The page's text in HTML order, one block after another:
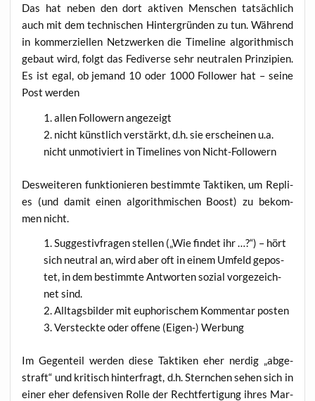
Das hat neben den dort akti­ven Men­schen tat­säch­lich
auch mit dem tech­ni­schen Hin­ter­grün­den zu tun. Wäh­rend
in kom­mer­zi­el­len Netz­wer­ken die Time­line algo­rith­misch
gebaut wird, folgt das Fedi­ver­se sehr neu­tra­len Prin­zi­pi­en.
Es ist egal, ob jemand 10 oder 1000 Fol­lower hat – sei­ne
Post werden
allen Fol­lo­wern angezeigt
nicht künst­lich ver­stärkt, d.h. sie erschei­nen u.a.
nicht unmo­ti­viert in Time­lines von Nicht-Followern
Des­wei­te­ren funk­tio­nie­ren bestimm­te Tak­ti­ken, um Repli­
es (und damit einen algo­rith­mi­schen Boost) zu bekom­
men nicht.
Sug­ges­tiv­fra­gen stel­len („Wie fin­det ihr …?“) – hört
sich neu­tral an, wird aber oft in einem Umfeld gepos­
tet, in dem bestimm­te Ant­wor­ten sozi­al vor­ge­zeich­
net sind.
All­tags­bil­der mit eupho­ri­schem Kom­men­tar posten
Ver­steck­te oder offe­ne (Eigen-) Werbung
Im Gegen­teil wer­den die­se Tak­ti­ken eher nerdig „abge­
straft“ und kri­tisch hin­ter­fragt, d.h. Stern­chen sehen sich in
einer eher defen­si­ven Rol­le der Recht­fer­ti­gung ihres Mar­